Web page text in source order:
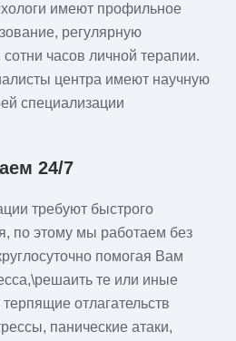
имеют профильное
регулярную
часов личной терапии.
центра имеют научную
специализации
24/7
требуют быстрого
по этому мы работаем без
помогая Вам
те или иные
отлагательств
панические атаки,